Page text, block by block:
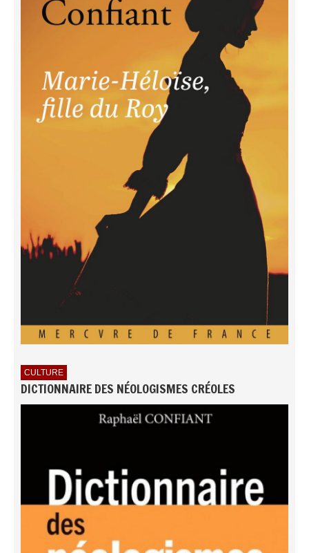
CULTURE
DICTIONNAIRE DES NÉOLOGISMES CRÉOLES